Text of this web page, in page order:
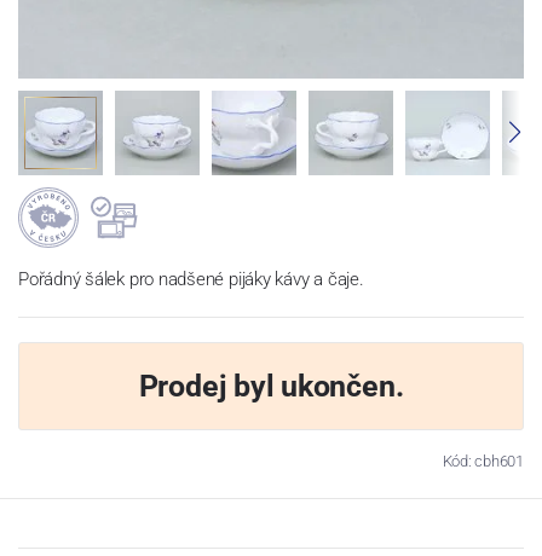
Pořádný šálek pro nadšené pijáky kávy a čaje.
Prodej byl ukončen.
Kód: cbh601